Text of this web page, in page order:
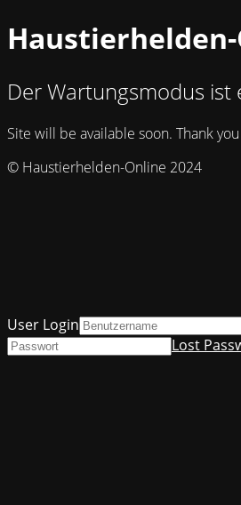
Der Wartungsmodus ist
Site will be available soon. Thank
© Haustierhelden-Online 2024
User Login
Lost